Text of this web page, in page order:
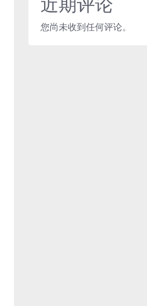
您尚未收到任何评论。